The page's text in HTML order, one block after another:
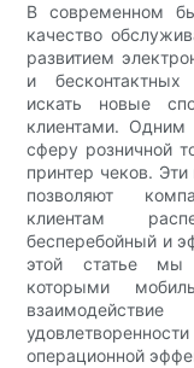
В современном
качество
развитием
и
искать новые
клиентами. Одним
сферу розничной
принтер чеков.
позволяют
клиентам
бесперебойный и
этой статье мы
которыми
операционной